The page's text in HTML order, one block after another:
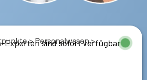
Experten sind sofort verfügbar
>Personalwesen>